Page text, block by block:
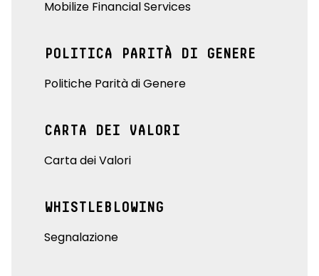
Mobilize Financial Services
POLITICA PARITÀ DI GENERE
Politiche Parità di Genere
CARTA DEI VALORI
Carta dei Valori
WHISTLEBLOWING
Segnalazione